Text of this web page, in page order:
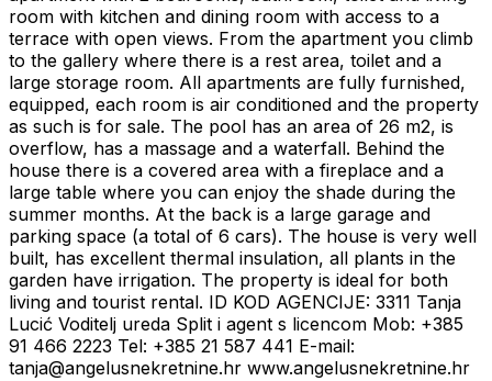
room with kitchen and dining room with access to a
terrace with open views. From the apartment you climb
to the gallery where there is a rest area, toilet and a
large storage room. All apartments are fully furnished,
equipped, each room is air conditioned and the property
as such is for sale. The pool has an area of ​​26 m2, is
overflow, has a massage and a waterfall. Behind the
house there is a covered area with a fireplace and a
large table where you can enjoy the shade during the
summer months. At the back is a large garage and
parking space (a total of 6 cars). The house is very well
built, has excellent thermal insulation, all plants in the
garden have irrigation. The property is ideal for both
living and tourist rental. ID KOD AGENCIJE: 3311 Tanja
Lucić Voditelj ureda Split i agent s licencom Mob: +385
91 466 2223 Tel: +385 21 587 441 E-mail:
tanja@angelusnekretnine.hr www.angelusnekretnine.hr